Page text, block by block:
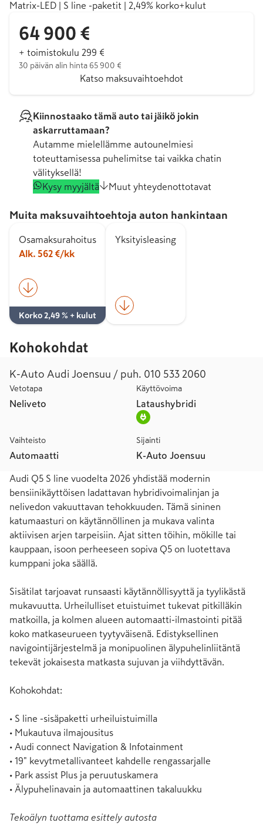
Matrix-LED | S line -paketit | 2,49% korko+kulut
64 900 €
+ toimistokulu 299 €
30 päivän alin hinta 65 900 €
Katso maksuvaihtoehdot
Kiinnostaako tämä auto tai jäikö jokin
askarruttamaan?
Autamme mielellämme autounelmiesi
toteuttamisessa puhelimitse tai vaikka chatin
välityksellä!
Kysy myyjältä
Muut yhteydenottotavat
Muita maksuvaihtoehtoja auton hankintaan
Osamaksurahoitus
Alk. 562 €/kk
Korko 2,49 % + kulut
Yksityisleasing
Kohokohdat
K-Auto Audi Joensuu / puh. 010 533 2060
Vetotapa
Neliveto
Käyttövoima
Lataushybridi
Vaihteisto
Automaatti
Sijainti
K-Auto Joensuu
Audi Q5 S line vuodelta 2026 yhdistää modernin
bensiinikäyttöisen ladattavan hybridivoimalinjan ja
nelivedon vakuuttavan tehokkuuden. Tämä sininen
katumaasturi on käytännöllinen ja mukava valinta
aktiivisen arjen tarpeisiin. Ajat sitten töihin, mökille tai
kauppaan, isoon perheeseen sopiva Q5 on luotettava
kumppani joka säällä.
Sisätilat tarjoavat runsaasti käytännöllisyyttä ja tyylikästä
mukavuutta. Urheilulliset etuistuimet tukevat pitkilläkin
matkoilla, ja kolmen alueen automaatti-ilmastointi pitää
koko matkaseurueen tyytyväisenä. Edistyksellinen
navigointijärjestelmä ja monipuolinen älypuhelinliitäntä
tekevät jokaisesta matkasta sujuvan ja viihdyttävän.
Kohokohdat:
• S line -sisäpaketti urheiluistuimilla
• Mukautuva ilmajousitus
• Audi connect Navigation & Infotainment
• 19" kevytmetallivanteet kahdelle rengassarjalle
• Park assist Plus ja peruutuskamera
• Älypuhelinavain ja automaattinen takaluukku
Tekoälyn tuottama esittely autosta